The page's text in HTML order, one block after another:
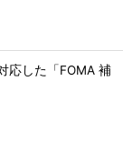
応した「FOMA 補